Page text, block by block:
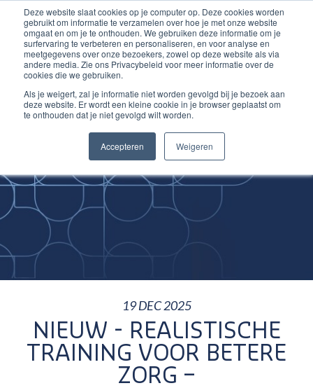
Deze website slaat cookies op je computer op. Deze cookies worden
gebruikt om informatie te verzamelen over hoe je met onze website
omgaat en om je te onthouden. We gebruiken deze informatie om je
surfervaring te verbeteren en personaliseren, en voor analyse en
meetgegevens over onze bezoekers, zowel op deze website als via
andere media. Zie ons Privacybeleid voor meer informatie over de
cookies die we gebruiken.
Als je weigert, zal je informatie niet worden gevolgd bij je bezoek aan
deze website. Er wordt een kleine cookie in je browser geplaatst om
te onthouden dat je niet gevolgd wilt worden.
Accepteren Weigeren
Inloggen account
Ga
naar
de
inhoud
Improving
Medical Skills
19 DEC 2025
NIEUW - REALISTISCHE
TRAINING VOOR BETERE
ZORG –